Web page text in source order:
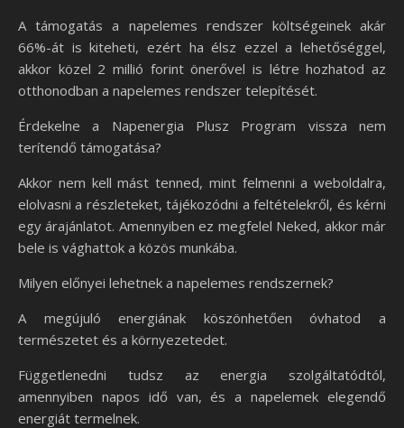
A támogatás a napelemes rendszer költségeinek akár
66%-át is kiteheti, ezért ha élsz ezzel a lehetőséggel,
akkor közel 2 millió forint önerővel is létre hozhatod az
otthonodban a napelemes rendszer telepítését.
Érdekelne a Napenergia Plusz Program vissza nem
terítendő támogatása?
Akkor nem kell mást tenned, mint felmenni a weboldalra,
elolvasni a részleteket, tájékozódni a feltételekről, és kérni
egy árajánlatot. Amennyiben ez megfelel Neked, akkor már
bele is vághattok a közös munkába.
Milyen előnyei lehetnek a napelemes rendszernek?
A megújuló energiának köszönhetően óvhatod a
természetet és a környezetedet.
Függetlenedni tudsz az energia szolgáltatódtól,
amennyiben napos idő van, és a napelemek elegendő
energiát termelnek.